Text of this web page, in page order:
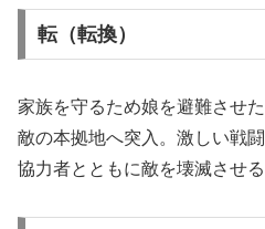
転（転換）
家族を守るため娘を避難させ
敵の本拠地へ突入。激しい戦
協力者とともに敵を壊滅させる